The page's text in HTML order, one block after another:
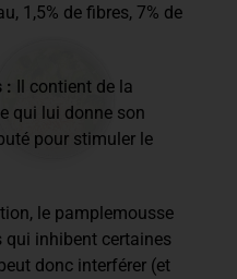
1,5% de fibres, 7% de
: Il contient de la
qui lui donne son
pour stimuler le
le pamplemousse
inhibent certaines
donc interférer (et